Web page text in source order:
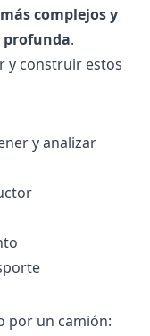
complejos y
profunda.
y construir estos
y analizar
por un camión: